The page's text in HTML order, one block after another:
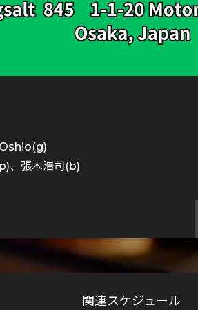
、張木浩司(b)
関連スケジュール